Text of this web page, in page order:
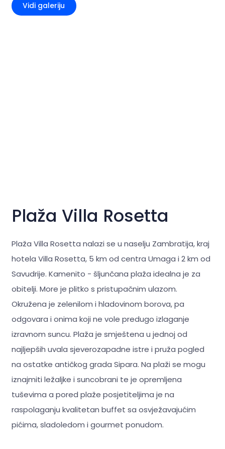
Vidi galeriju
Plaža Villa Rosetta
Plaža Villa Rosetta nalazi se u naselju Zambratija, kraj
hotela Villa Rosetta, 5 km od centra Umaga i 2 km od
Savudrije. Kamenito - šljunčana plaža idealna je za
obitelji. More je plitko s pristupačnim ulazom.
Okružena je zelenilom i hladovinom borova, pa
odgovara i onima koji ne vole predugo izlaganje
izravnom suncu. Plaža je smještena u jednoj od
najljepših uvala sjeverozapadne istre i pruža pogled
na ostatke antičkog grada Sipara. Na plaži se mogu
iznajmiti ležaljke i suncobrani te je opremljena
tuševima a pored plaže posjetiteljima je na
raspolaganju kvalitetan buffet sa osvježavajućim
pićima, sladoledom i gourmet ponudom.